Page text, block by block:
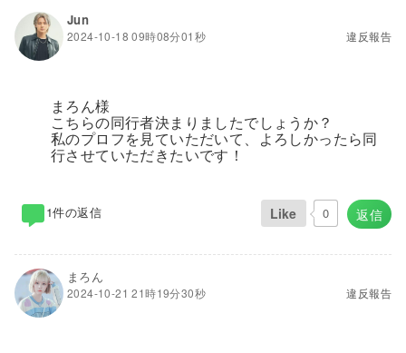
Jun
2024-10-18 09時08分01秒 違反報告
まろん様
こちらの同行者決まりましたでしょうか？
私のプロフを見ていただいて、よろしかったら同
行させていただきたいです！
返信
Like 0
1件の返信
まろん
2024-10-21 21時19分30秒 違反報告